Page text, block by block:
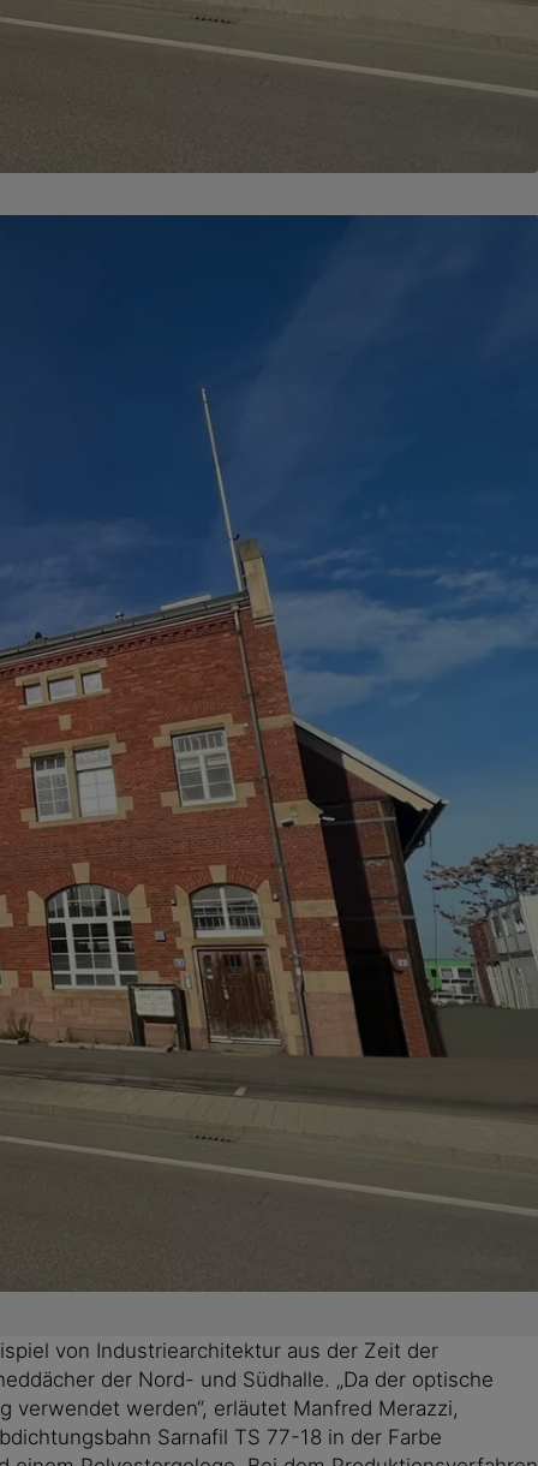
von Industriearchitektur aus der Zeit der
der Nord- und Südhalle. „Da der optische
werden“, erläutet Manfred Merazzi,
Sarnafil TS 77-18 in der Farbe